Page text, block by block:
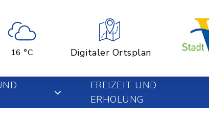
16 °C Digitaler Ortsplan
FREIZEIT UND
ERHOLUNG